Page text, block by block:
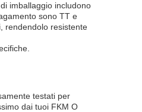
imballaggio includono
sono TT e
rendendolo resistente
testati per
dai tuoi FKM O